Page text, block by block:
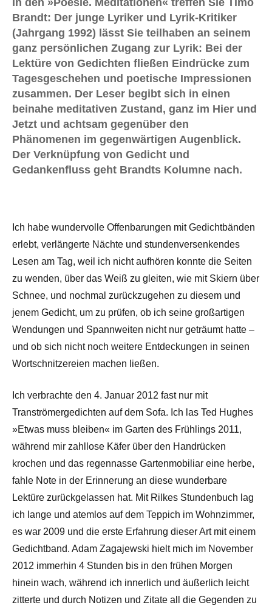
In den »Poesie. Meditationen« treffen Sie Timo
Brandt: Der junge Lyriker und Lyrik-Kritiker
(Jahrgang 1992) lässt Sie teilhaben an seinem
ganz persönlichen Zugang zur Lyrik: Bei der
Lektüre von Gedichten fließen Eindrücke zum
Tagesgeschehen und poetische Impressionen
zusammen. Der Leser begibt sich in einen
beinahe meditativen Zustand, ganz im Hier und
Jetzt und achtsam gegenüber den
Phänomenen im gegenwärtigen Augenblick.
Der Verknüpfung von Gedicht und
Gedankenfluss geht Brandts Kolumne nach.
Ich habe wundervolle Offenbarungen mit Gedichtbänden
erlebt, verlängerte Nächte und stundenversenkendes
Lesen am Tag, weil ich nicht aufhören konnte die Seiten
zu wenden, über das Weiß zu gleiten, wie mit Skiern über
Schnee, und nochmal zurückzugehen zu diesem und
jenem Gedicht, um zu prüfen, ob ich seine großartigen
Wendungen und Spannweiten nicht nur geträumt hatte –
und ob sich nicht noch weitere Entdeckungen in seinen
Wortschnitzereien machen ließen.
Ich verbrachte den 4. Januar 2012 fast nur mit
Tranströmergedichten auf dem Sofa. Ich las Ted Hughes
»Etwas muss bleiben« im Garten des Frühlings 2011,
während mir zahllose Käfer über den Handrücken
krochen und das regennasse Gartenmobiliar eine herbe,
fahle Note in der Erinnerung an diese wunderbare
Lektüre zurückgelassen hat. Mit Rilkes Stundenbuch lag
ich lange und atemlos auf dem Teppich im Wohnzimmer,
es war 2009 und die erste Erfahrung dieser Art mit einem
Gedichtband. Adam Zagajewski hielt mich im November
2012 immerhin 4 Stunden bis in den frühen Morgen
hinein wach, während ich innerlich und äußerlich leicht
zitterte und durch Notizen und Zitate all die Gegenden zu